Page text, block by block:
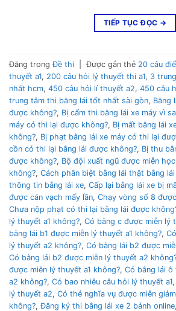
TIẾP TỤC ĐỌC →
Đăng trongĐề thi Được gắn thẻ 20 câu
thuyết a1, 200 câu hỏi lý thuyết thi a1, 3
nhất hcm, 450 câu hỏi lí thuyết a2, 450 câu
trung tâm thi bằng lái tốt nhất sài gòn, Bằng
được không?, Bị cấm thi bằng lái xe máy vì
máy có thi lại được không?, Bị mất bằng lái
không?, Bị phạt bằng lái xe máy có thi lại
cồn có thi lại bằng lái được không?, Bị thu
được không?, Bộ đội xuất ngũ được miễn
không?, Cách phân biệt bằng lái thật bằng
thông tin bằng lái xe, Cấp lại bằng lái xe bị
được cán vạch mấy lần, Chạy vòng số 8
Chưa nộp phạt có thi lại bằng lái được
lý thuyết a1 không?, Có bằng c được miễn lý
bằng lái b1 được miễn lý thuyết a1 không?,
lý thuyết a2 không?, Có bằng lái b2 được
Có bằng lái b2 được miễn lý thuyết a2
được miễn lý thuyết a1 không?, Có bằng lái
a2 không?, Có bao nhiêu câu hỏi lý thuyết a1,
lý thuyết a2, Có thẻ nghĩa vụ được miễn
không?,Đăng ký thi bằng lái xe 2 bánh online